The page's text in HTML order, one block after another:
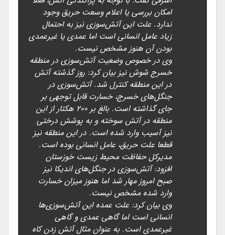
امکان بررسی یا اعلام وسعت حریق وجود
ندارد. علت این آتش‌سوزی نیز به احتمال
زیاد عامل انسانی است اما عمدی یا غیرعمدی
بودن آن هنوز مشخص نیست.
وی در خصوص وضعیت آتش‌سوزی در منطقه
خسرج شوش نیز بیان کرد: روز گذشته آتش
در این منطقه کنترل شد. آتش‌سوزی در
جنگل‌های خسرج، خسارت قابل توجهی بر
جای گذاشته است. بالغ بر ۲۰۰ هکتار از این
منطقه در آتش سوخته و به پوشش درختی
نیز آسیب وارد شده است. در این منطقه نیز
قطعا علت حریق، عامل انسانی بوده است.
مدیرکل حفاظت محیط زیست خوزستان
افزود: آتش‌سوزی در جنگل‌های اندیکا نیز
صبح امروز مهار شد اما هنوز میزان خسارت
وارد شده مشخص نیست.
وی بیان کرد: علت عمده این آتش‌سوزی‌ها
انسانی است اما گاهی عمدی و گاهی
غیرعمدی است. به عنوان مثال آتش زدن کاه